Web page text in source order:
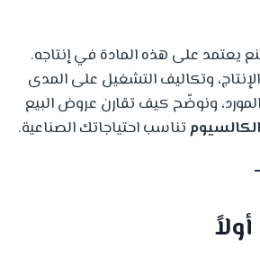
على هذه المادة في إنتاجه.
وتكاليف التشغيل على المدى
ونوضّح كيف تقارن عروض البيع
تناسب احتياجاتك الصناعية.